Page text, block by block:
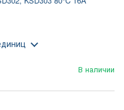
В наличии